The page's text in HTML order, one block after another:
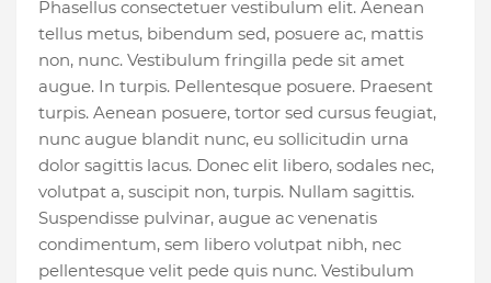
Phasellus consectetuer vestibulum elit. Aenean
tellus metus, bibendum sed, posuere ac, mattis
non, nunc. Vestibulum fringilla pede sit amet
augue. In turpis. Pellentesque posuere. Praesent
turpis. Aenean posuere, tortor sed cursus feugiat,
nunc augue blandit nunc, eu sollicitudin urna
dolor sagittis lacus. Donec elit libero, sodales nec,
volutpat a, suscipit non, turpis. Nullam sagittis.
Suspendisse pulvinar, augue ac venenatis
condimentum, sem libero volutpat nibh, nec
pellentesque velit pede quis nunc. Vestibulum